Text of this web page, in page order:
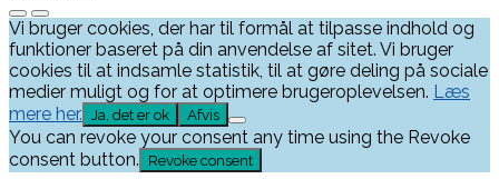
Vi bruger cookies, der har til formål at tilpasse indhold og
funktioner baseret på din anvendelse af sitet. Vi bruger
cookies til at indsamle statistik, til at gøre deling på sociale
medier muligt og for at optimere brugeroplevelsen. Læs
mere her.
Ja, det er ok Afvis
You can revoke your consent any time using the Revoke
consent button.
Revoke consent